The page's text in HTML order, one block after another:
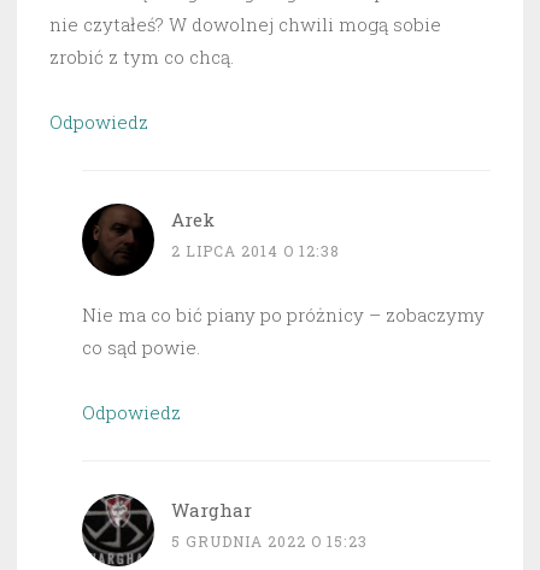
nie czytałeś? W dowolnej chwili mogą sobie
zrobić z tym co chcą.
Odpowiedz
Arek
2 LIPCA 2014 O 12:38
Nie ma co bić piany po próżnicy – zobaczymy
co sąd powie.
Odpowiedz
Warghar
5 GRUDNIA 2022 O 15:23